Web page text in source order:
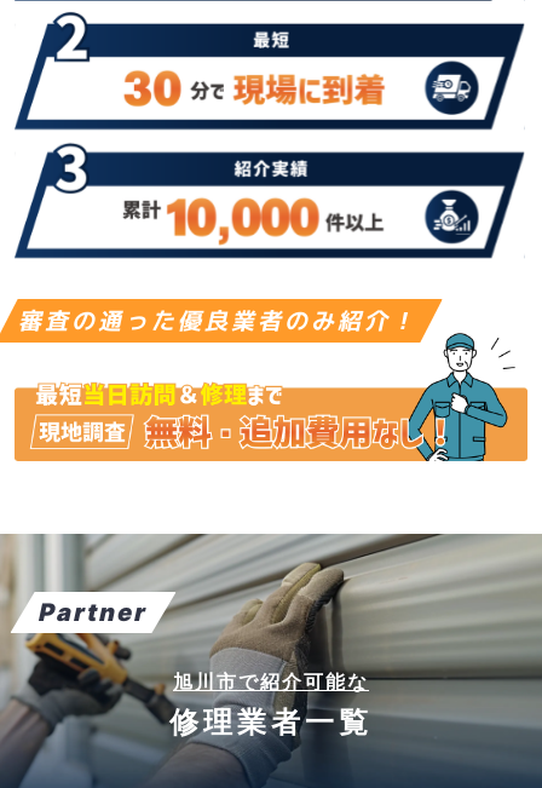
審査の通った優良業者のみ紹介！
Partner
旭川市で紹介可能な
修理業者一覧